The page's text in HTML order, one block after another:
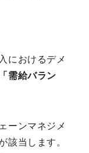
におけるデメ
需給バラン
ーンマネジメ
該当します。